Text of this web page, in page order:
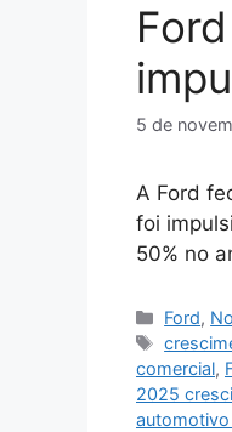
5 de
A Ford
foi
50% no
Ford,
Tags
comercial,
2025